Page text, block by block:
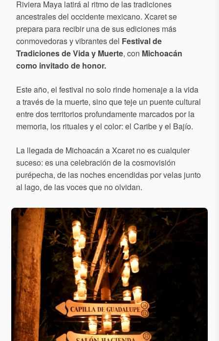
Riviera Maya latirá al ritmo de las tradiciones
ancestrales del occidente mexicano. Xcaret se
prepara para recibir una de sus ediciones más
conmovedoras y vibrantes del Festival de
Tradiciones de Vida y Muerte, con Michoacán
como invitado de honor.
Este año, el festival no solo rinde homenaje a la vida
a través de la muerte, sino que teje un puente cultural
entre dos territorios profundamente marcados por la
memoria, los rituales y el color: el Caribe y el Bajío.
La llegada de Michoacán a Xcaret no es cualquier
suceso: es una celebración de la cosmovisión
purépecha, de las noches encendidas por velas junto
al lago, de las voces que no olvidan.